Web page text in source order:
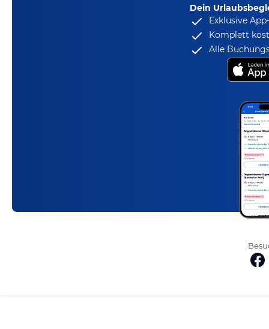
Dein
Exklusive
Komplett
Alle